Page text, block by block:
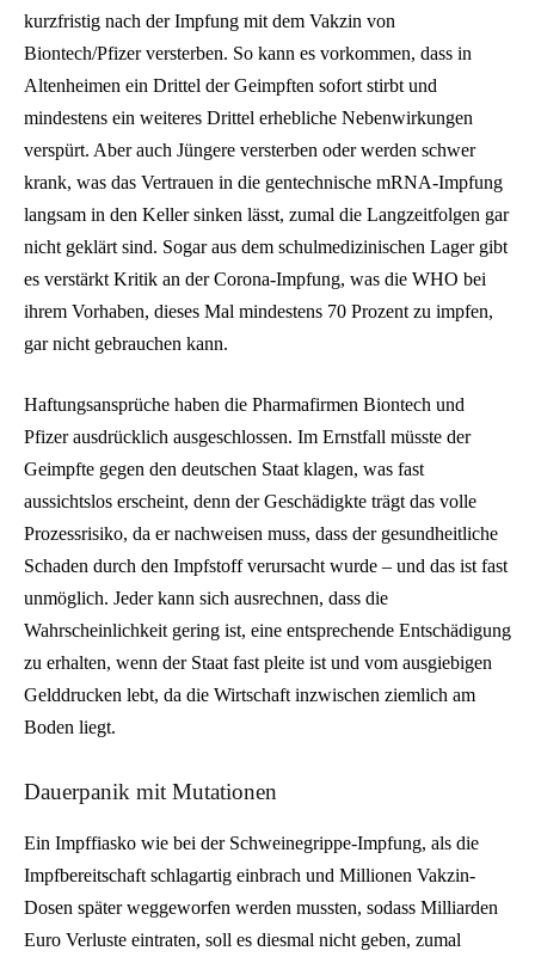
kurzfristig nach der Impfung mit dem Vakzin von
Biontech/Pfizer versterben. So kann es vorkommen, dass in
Altenheimen ein Drittel der Geimpften sofort stirbt und
mindestens ein weiteres Drittel erhebliche Nebenwirkungen
verspürt. Aber auch Jüngere versterben oder werden schwer
krank, was das Vertrauen in die gentechnische mRNA-Impfung
langsam in den Keller sinken lässt, zumal die Langzeitfolgen gar
nicht geklärt sind. Sogar aus dem schulmedizinischen Lager gibt
es verstärkt Kritik an der Corona-Impfung, was die WHO bei
ihrem Vorhaben, dieses Mal mindestens 70 Prozent zu impfen,
gar nicht gebrauchen kann.
Haftungsansprüche haben die Pharmafirmen Biontech und
Pfizer ausdrücklich ausgeschlossen. Im Ernstfall müsste der
Geimpfte gegen den deutschen Staat klagen, was fast
aussichtslos erscheint, denn der Geschädigkte trägt das volle
Prozessrisiko, da er nachweisen muss, dass der gesundheitliche
Schaden durch den Impfstoff verursacht wurde – und das ist fast
unmöglich. Jeder kann sich ausrechnen, dass die
Wahrscheinlichkeit gering ist, eine entsprechende Entschädigung
zu erhalten, wenn der Staat fast pleite ist und vom ausgiebigen
Gelddrucken lebt, da die Wirtschaft inzwischen ziemlich am
Boden liegt.
Dauerpanik mit Mutationen
Ein Impffiasko wie bei der Schweinegrippe-Impfung, als die
Impfbereitschaft schlagartig einbrach und Millionen Vakzin-
Dosen später weggeworfen werden mussten, sodass Milliarden
Euro Verluste eintraten, soll es diesmal nicht geben, zumal